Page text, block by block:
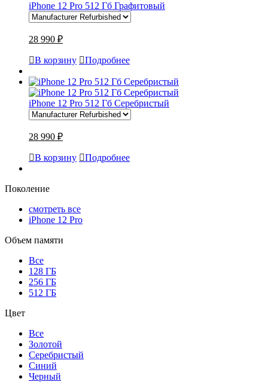
iPhone 12 Pro 512 Гб Графитовый
28 990 ₽
В корзину Подробнее
iPhone 12 Pro 512 Гб Серебристый
28 990 ₽
В корзину Подробнее
Поколение
смотреть все
iPhone 12 Pro
Объем памяти
Все
128 ГБ
256 ГБ
512 ГБ
Цвет
Все
Золотой
Серебристый
Синий
Черный